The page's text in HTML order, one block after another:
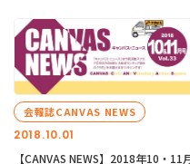
2018.10.01
会報誌CANVAS NEWS
【CANVAS NEWS】2018年10・11